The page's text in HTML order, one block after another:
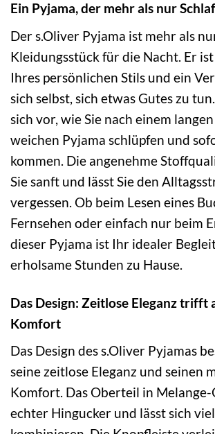
Ein Pyjama, der mehr als nur
Der s.Oliver Pyjama ist mehr als
Kleidungsstück für die Nacht. Er
Ihres persönlichen Stils und ein
sich selbst, sich etwas Gutes zu
sich vor, wie Sie nach einem
weichen Pyjama schlüpfen und
kommen. Die angenehme
Sie sanft und lässt Sie den
vergessen. Ob beim Lesen eines
Fernsehen oder einfach nur beim
dieser Pyjama ist Ihr idealer
erholsame Stunden zu Hause.
Das Design: Zeitlose Eleganz trifft
Komfort
Das Design des s.Oliver Pyjamas
seine zeitlose Eleganz und seinen
Komfort. Das Oberteil in
echter Hingucker und lässt sich